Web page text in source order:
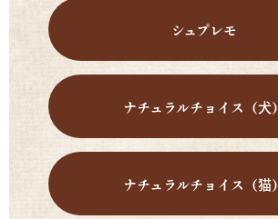
シュプレモ
ナチュラルチョイス（犬）
ナチュラルチョイス（猫）